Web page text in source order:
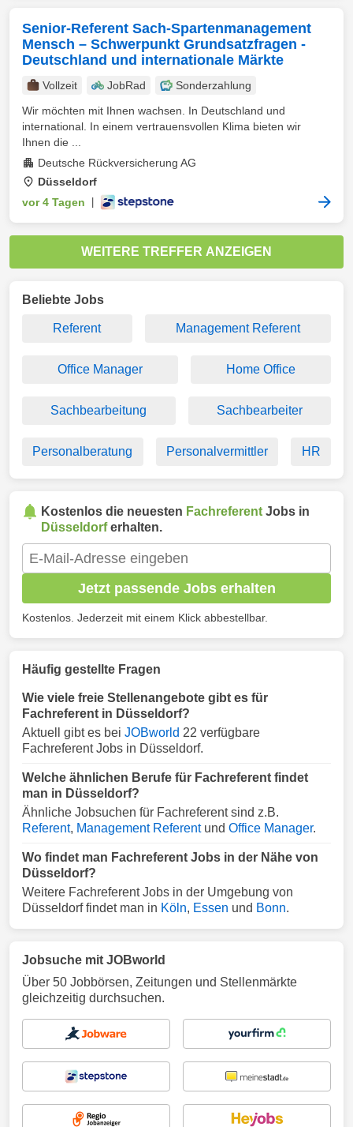
Senior-Referent Sach-Spartenmanagement
Mensch – Schwerpunkt Grundsatzfragen -
Deutschland und internationale Märkte
Vollzeit JobRad
Sonderzahlung
Wir möchten mit Ihnen wachsen. In Deutschland und
international. In einem vertrauensvollen Klima bieten wir
Ihnen die ...
Deutsche Rückversicherung AG
Düsseldorf
vor 4 Tagen
WEITERE TREFFER ANZEIGEN
Beliebte Jobs
Referent Management Referent
Office Manager Home Office
Sachbearbeitung Sachbearbeiter
Personalberatung Personalvermittler HR
Kostenlos die neuesten Fachreferent Jobs in
Düsseldorferhalten.
Jetzt passende Jobs erhalten
Kostenlos. Jederzeit mit einem Klick abbestellbar.
Häufig gestellte Fragen
Wie viele freie Stellenangebote gibt es für
Fachreferent in Düsseldorf?
Aktuell gibt es bei JOBworld 22 verfügbare
Fachreferent Jobs in Düsseldorf.
Welche ähnlichen Berufe für Fachreferent findet
man in Düsseldorf?
Ähnliche Jobsuchen für Fachreferent sind z.B.
Referent, Management Referentund Office Manager.
Wo findet man Fachreferent Jobs in der Nähe von
Düsseldorf?
Weitere Fachreferent Jobs in der Umgebung von
Düsseldorf findet man in Köln, Essen und Bonn.
Jobsuche mit JOBworld
Über 50 Jobbörsen, Zeitungen und Stellenmärkte
gleichzeitig durchsuchen.